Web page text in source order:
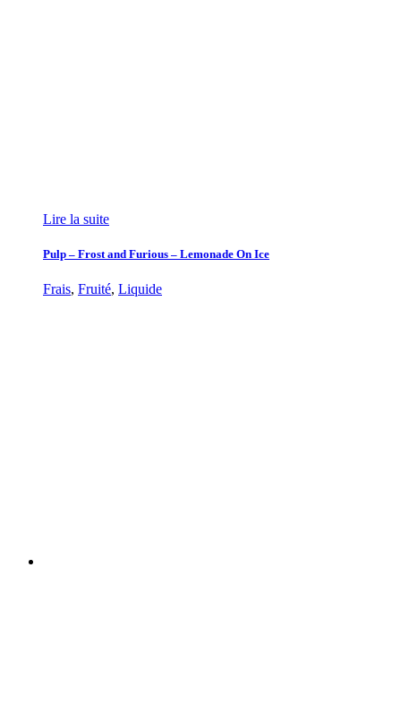
Lire la suite
Pulp – Frost and Furious – Lemonade On Ice
Frais, Fruité, Liquide